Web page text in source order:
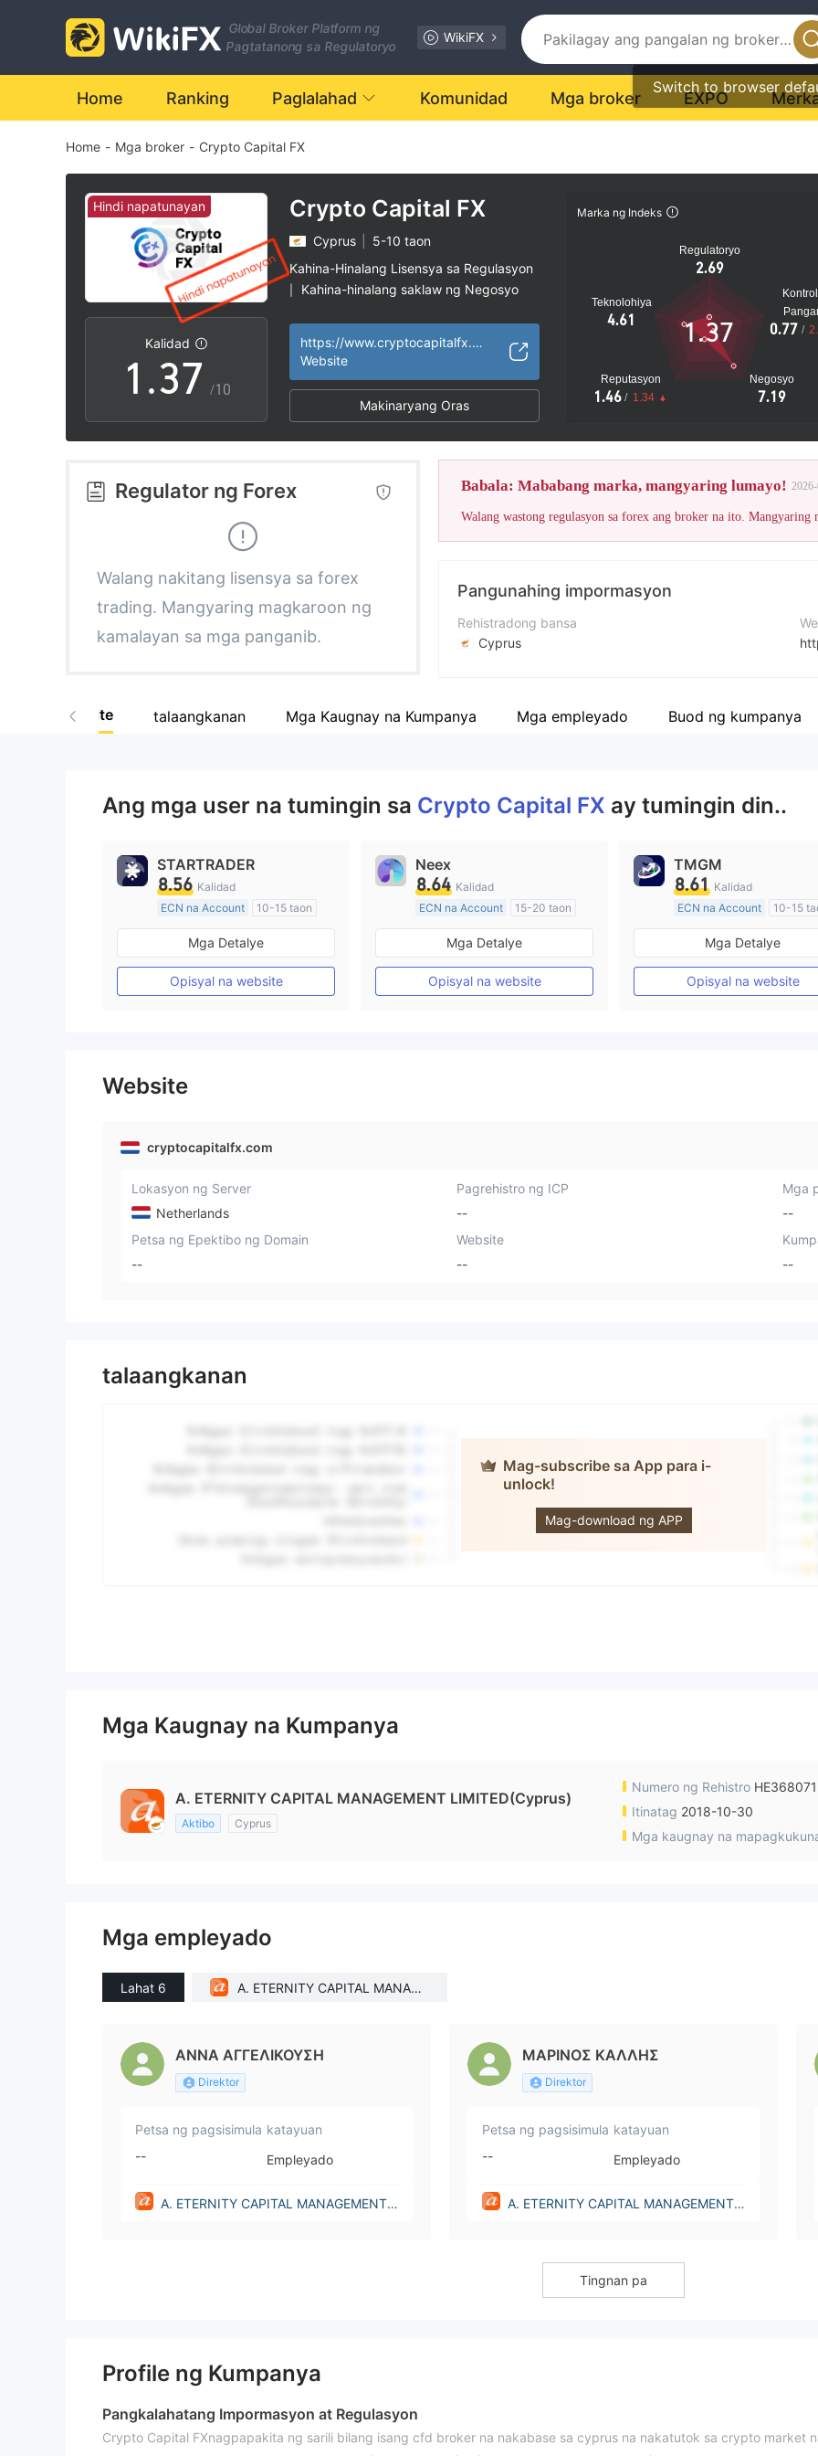
Global Broker Platform ng
Pagtatanong sa Regulatoryo
WikiFX
Switch to browser
Home Ranking Paglalahad Komunidad Mga broker EXPO
Home - Mga broker - Crypto Capital FX
Hindi napatunayan
Kalidad
0
1
2
3
5
6
9
.
0
1
2
3
4
5
7
8
9
1
2
3
4
5
6
7
8
9
/10
Crypto Capital FX
Cyprus
5-10 taon
Kahina-Hinalang Lisensya sa Regulasyon
Kahina-hinalang saklaw ng Negosyo
https://www.cryptocapitalfx.com/
Website
Makinaryang Oras
Marka ng Indeks
Regulatoryo
2.69
Teknolohiya
4.61
Reputasyon
1.46 / 1.34
Negosyo
7.19
0.77 /
1.37
Regulator ng Forex
Walang nakitang lisensya sa forex
trading. Mangyaring magkaroon ng
kamalayan sa mga panganib.
Babala: Mababang marka, mangyaring lumayo!
Walang wastong regulasyon sa forex ang broker na ito. Mangyaring
Pangunahing impormasyon
Rehistradong bansa
Cyprus
Kumpanya
Website talaangkanan Mga Kaugnay na Kumpanya Mga empleyado Buod ng kumpanya
Ang mga user na tumingin sa Crypto Capital FX ay tumingin din..
STARTRADER
8.56 Kalidad
ECN na Account
10-15 taon
Kinokontrol sa Australia
Paggawa ng Market (MM)
Pangunahing label na MT4
Mga Detalye
Opisyal na website
Neex
8.64 Kalidad
ECN na Account
15-20 taon
Kinokontrol sa Australia
Paggawa ng Market (MM)
Pangunahing label na MT4
Mga Detalye
Opisyal na website
TMGM
8.61 Kalidad
ECN na Account
10-15
Kinokontrol sa Australia
Paggawa ng Market (MM)
Pangunahing label na MT4
Mga Detalye
Opisyal na website
Website
cryptocapitalfx.com
Lokasyon ng Server
Netherlands
Pagrehistro ng ICP
--
Mga
--
Petsa ng Epektibo ng Domain
--
Website
--
--
talaangkanan
Mag-subscribe sa App para i-
unlock!
Mag-download ng APP
FX
Mga Kaugnay na Kumpanya
A. ETERNITY CAPITAL MANAGEMENT LIMITED(Cyprus)
Aktibo Cyprus
Numero ng Rehistro HE368071
Itinatag 2018-10-30
Mga kaugnay na
Mga empleyado
Lahat 6
A. ETERNITY CAPITAL MANAGE
ΑΝΝΑ ΑΓΓΕΛΙΚΟΥΣΗ
Direktor
Petsa ng pagsisimula
--
katayuan
Empleyado
A. ETERNITY CAPITAL MANAGEMENT L
ΜΑΡΙΝΟΣ ΚΑΛΛΗΣ
Direktor
Petsa ng pagsisimula
--
katayuan
Empleyado
A. ETERNITY CAPITAL MANAGEMENT L
Tingnan pa
Profile ng Kumpanya
Pangkalahatang Impormasyon at Regulasyon
Crypto Capital FXnagpapakita ng sarili bilang isang cfd broker na nakabase sa cyprus na nakatutok sa crypto market